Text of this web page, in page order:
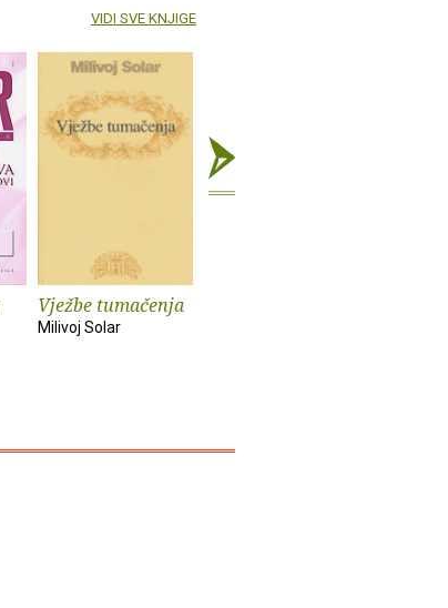
Vježbe tumačenja
Milivoj Solar
VIDI SVE KNJIGE